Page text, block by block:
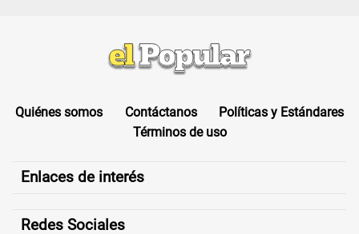
Quiénes somos Contáctanos
Políticas y Estándares
Términos de uso
Enlaces de interés
Redes Sociales